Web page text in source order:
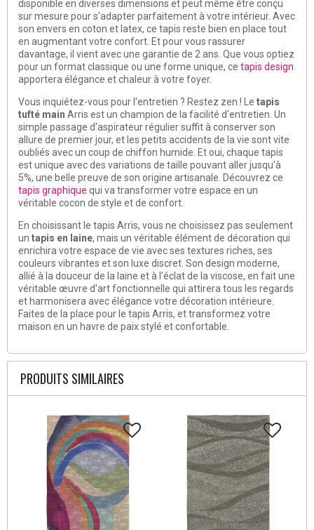
disponible en diverses dimensions et peut même être conçu
sur mesure pour s'adapter parfaitement à votre intérieur. Avec
son envers en coton et latex, ce tapis reste bien en place tout
en augmentant votre confort. Et pour vous rassurer
davantage, il vient avec une garantie de 2 ans. Que vous optiez
pour un format classique ou une forme unique, ce tapis design
apportera élégance et chaleur à votre foyer.
Vous inquiétez-vous pour l'entretien ? Restez zen ! Le tapis
tufté main Arris est un champion de la facilité d'entretien. Un
simple passage d'aspirateur régulier suffit à conserver son
allure de premier jour, et les petits accidents de la vie sont vite
oubliés avec un coup de chiffon humide. Et oui, chaque tapis
est unique avec des variations de taille pouvant aller jusqu'à
5%, une belle preuve de son origine artisanale. Découvrez ce
tapis graphique qui va transformer votre espace en un
véritable cocon de style et de confort.
En choisissant le tapis Arris, vous ne choisissez pas seulement
un tapis en laine, mais un véritable élément de décoration qui
enrichira votre espace de vie avec ses textures riches, ses
couleurs vibrantes et son luxe discret. Son design moderne,
allié à la douceur de la laine et à l'éclat de la viscose, en fait une
véritable œuvre d'art fonctionnelle qui attirera tous les regards
et harmonisera avec élégance votre décoration intérieure.
Faites de la place pour le tapis Arris, et transformez votre
maison en un havre de paix stylé et confortable.
PRODUITS SIMILAIRES